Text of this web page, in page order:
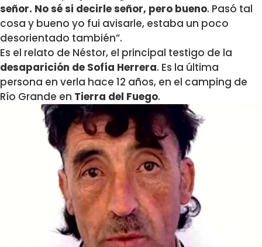
señor. No sé si decirle señor, pero bueno. Pasó tal
cosa y bueno yo fui avisarle, estaba un poco
desorientado también”.
Es el relato de Néstor, el principal testigo de la
desaparición de Sofía Herrera. Es la última
persona en verla hace 12 años, en el camping de
Río Grande en Tierra del Fuego.